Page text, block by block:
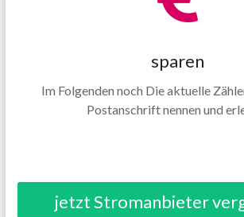
sparen
Im Folgenden noch Die aktuelle
Postanschrift nennen und
jetzt Stromanbieter